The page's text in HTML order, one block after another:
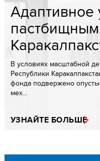
Адаптивное
В условиях масштабной
Республики
фонда подвержено
мех...
УЗНАЙТЕ БОЛЬШЕ